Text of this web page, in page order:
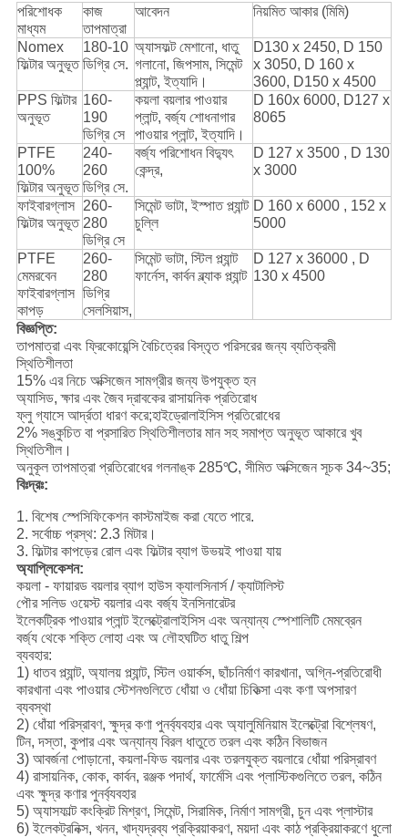
পরিশোধক
মাধ্যম
কাজ
তাপমাত্রা
আবেদন নিয়মিত আকার (মিমি)
Nomex
ফিল্টার অনুভূত
180-10
ডিগ্রি সে.
অ্যাসফল্ট মেশানো, ধাতু
গলানো, জিপসাম, সিমেন্ট
প্ল্যান্ট, ইত্যাদি।
D130 x 2450, D 150
x 3050, D 160 x
3600, D150 x 4500
PPS ফিল্টার
অনুভূত
160-
190
ডিগ্রি সে
কয়লা বয়লার পাওয়ার
প্লান্ট, বর্জ্য শোধনাগার
পাওয়ার প্লান্ট, ইত্যাদি।
D 160x 6000, D127 x
8065
PTFE
100%
ফিল্টার অনুভূত
240-
260
ডিগ্রি সে.
বর্জ্য পরিশোধন বিদ্যুৎ
কেন্দ্র,
D 127 x 3500 , D 130
x 3000
ফাইবারগ্লাস
ফিল্টার অনুভূত
260-
280
ডিগ্রি সে
সিমেন্ট ভাটা, ইস্পাত প্ল্যান্ট
চুল্লি
D 160 x 6000 , 152 x
5000
PTFE
মেমরবেন
ফাইবারগ্লাস
কাপড়
260-
280
ডিগ্রি
সেলসিয়াস,
সিমেন্ট ভাটা, স্টিল প্ল্যান্ট
ফার্নেস, কার্বন ব্ল্যাক প্ল্যান্ট
D 127 x 36000 , D
130 x 4500
বিজ্ঞপ্তি:
তাপমাত্রা এবং ফ্রিকোয়েন্সি বৈচিত্রের বিস্তৃত পরিসরের জন্য ব্যতিক্রমী
স্থিতিশীলতা
15% এর নিচে অক্সিজেন সামগ্রীর জন্য উপযুক্ত হন
অ্যাসিড, ক্ষার এবং জৈব দ্রাবকের রাসায়নিক প্রতিরোধ
ফ্লু গ্যাসে আর্দ্রতা ধারণ করে;হাইড্রোলাইসিস প্রতিরোধের
2% সঙ্কুচিত বা প্রসারিত স্থিতিশীলতার মান সহ সমাপ্ত অনুভূত আকারে খুব
স্থিতিশীল।
অনুকূল তাপমাত্রা প্রতিরোধের গলনাঙ্ক 285℃, সীমিত অক্সিজেন সূচক 34~35;
বিঃদ্রঃ:
1. বিশেষ স্পেসিফিকেশন কাস্টমাইজ করা যেতে পারে.
2. সর্বোচ্চ প্রস্থ: 2.3 মিটার।
3. ফিল্টার কাপড়ের রোল এবং ফিল্টার ব্যাগ উভয়ই পাওয়া যায়
অ্যাপ্লিকেশন:
কয়লা - ফায়ারড বয়লার ব্যাগ হাউস ক্যালসিনার্স / ক্যাটালিস্ট
পৌর সলিড ওয়েস্ট বয়লার এবং বর্জ্য ইনসিনারেটর
ইলেকট্রিক পাওয়ার প্লান্ট ইলেক্ট্রোলাইসিস এবং অন্যান্য স্পেশালিটি মেমব্রেন
বর্জ্য থেকে শক্তি লোহা এবং অ লৌহঘটিত ধাতু শিল্প
ব্যবহার:
1) ধাতব প্ল্যান্ট, অ্যালয় প্ল্যান্ট, স্টিল ওয়ার্কস, ছাঁচনির্মাণ কারখানা, অগ্নি-প্রতিরোধী
কারখানা এবং পাওয়ার স্টেশনগুলিতে ধোঁয়া ও ধোঁয়া চিকিত্সা এবং কণা অপসারণ
ব্যবস্থা
2) ধোঁয়া পরিস্রাবণ, ক্ষুদ্র কণা পুনর্ব্যবহার এবং অ্যালুমিনিয়াম ইলেক্ট্রো বিশ্লেষণ,
টিন, দস্তা, কুপার এবং অন্যান্য বিরল ধাতুতে তরল এবং কঠিন বিভাজন
3) আবর্জনা পোড়ানো, কয়লা-ফিড বয়লার এবং তরলযুক্ত বয়লারে ধোঁয়া পরিস্রাবণ
4) রাসায়নিক, কোক, কার্বন, রঞ্জক পদার্থ, ফার্মেসি এবং প্লাস্টিকগুলিতে তরল, কঠিন
এবং ক্ষুদ্র কণার পুনর্ব্যবহার
5) অ্যাসফাল্ট কংক্রিট মিশ্রণ, সিমেন্ট, সিরামিক, নির্মাণ সামগ্রী, চুন এবং প্লাস্টার
6) ইলেকট্রনিক্স, খনন, খাদ্যদ্রব্য প্রক্রিয়াকরণ, ময়দা এবং কাঠ প্রক্রিয়াকরণে ধুলো